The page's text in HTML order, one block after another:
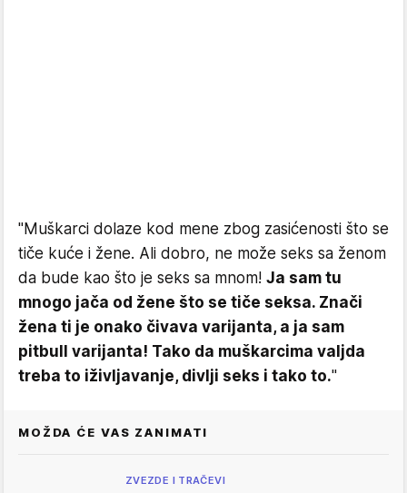
"Muškarci dolaze kod mene zbog zasićenosti što se
tiče kuće i žene. Ali dobro, ne može seks sa ženom
da bude kao što je seks sa mnom! Ja sam tu
mnogo jača od žene što se tiče seksa. Znači
žena ti je onako čivava varijanta, a ja sam
pitbull varijanta! Tako da muškarcima valjda
treba to iživljavanje, divlji seks i tako to."
MOŽDA ĆE VAS ZANIMATI
ZVEZDE I TRAČEVI